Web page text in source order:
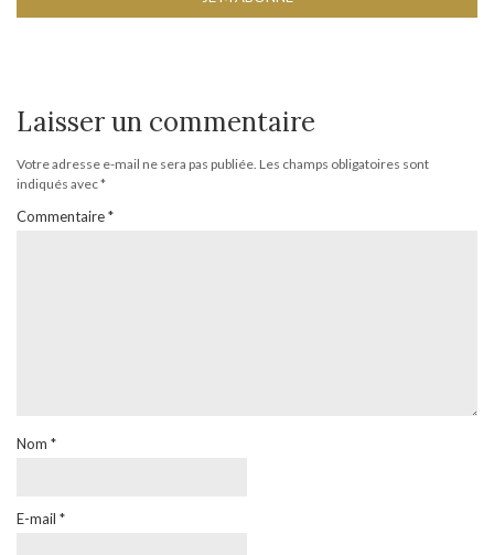
Laisser un commentaire
Votre adresse e-mail ne sera pas publiée. Les champs obligatoires sont
indiqués avec*
Commentaire*
Nom *
E-mail *